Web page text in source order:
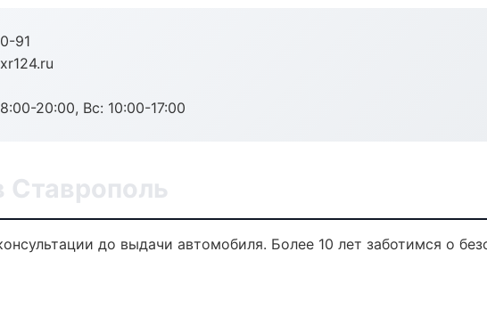
91
20:00, Вс: 10:00-17:00
до выдачи автомобиля. Более 10 лет заботимся о